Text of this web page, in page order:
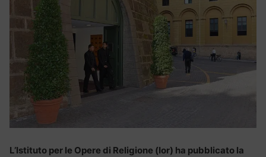
L’Istituto per le Opere di Religione (Ior) ha pubblicato la